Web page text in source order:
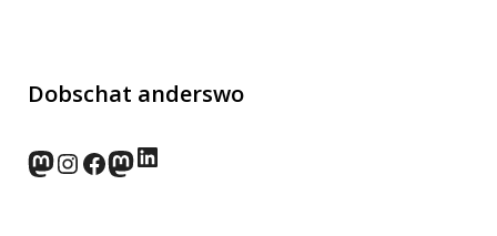
Dobschat anderswo
norden.social
Instagram
Facebook
wp-punks.social
LinkedIn